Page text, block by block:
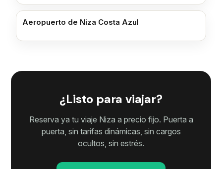
Aeropuerto de Niza Costa Azul
¿Listo para viajar?
Reserva ya tu viaje Niza a precio fijo. Puerta a
puerta, sin tarifas dinámicas, sin cargos
ocultos, sin estrés.